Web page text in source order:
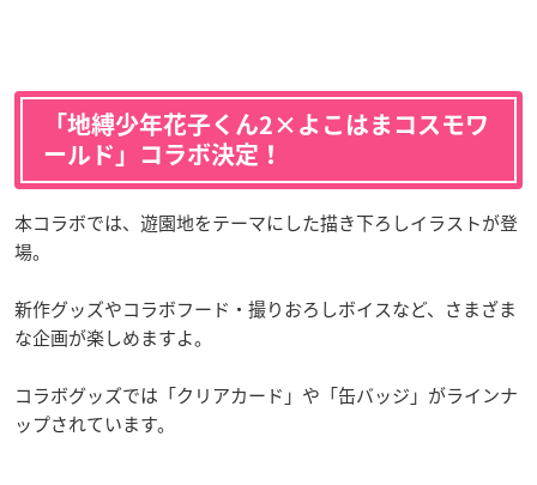
「地縛少年花子くん2×よこはまコスモワ
ールド」コラボ決定！
本コラボでは、遊園地をテーマにした描き下ろしイラストが登
場。
新作グッズやコラボフード・撮りおろしボイスなど、さまざま
な企画が楽しめますよ。
コラボグッズでは「クリアカード」や「缶バッジ」がラインナ
ップされています。